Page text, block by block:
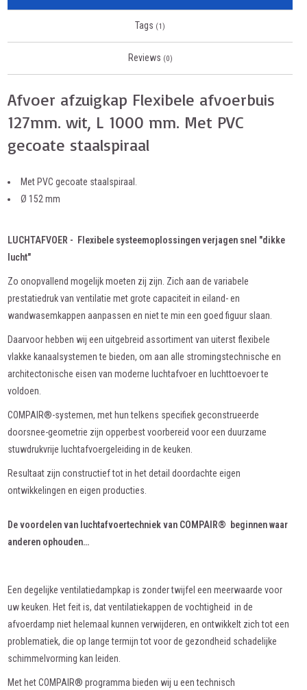
Tags (1)
Reviews (0)
Afvoer afzuigkap Flexibele afvoerbuis
127mm. wit, L 1000 mm. Met PVC
gecoate staalspiraal
Met PVC gecoate staalspiraal.
Ø 152 mm
LUCHTAFVOER - Flexibele systeemoplossingen verjagen snel "dikke
lucht"
Zo onopvallend mogelijk moeten zij zijn. Zich aan de variabele
prestatiedruk van ventilatie met grote capaciteit in eiland- en
wandwasemkappen aanpassen en niet te min een goed figuur slaan.
Daarvoor hebben wij een uitgebreid assortiment van uiterst flexibele
vlakke kanaalsystemen te bieden, om aan alle stromingstechnische en
architectonische eisen van moderne luchtafvoer en luchttoevoer te
voldoen.
COMPAIR®-systemen, met hun telkens specifiek geconstrueerde
doorsnee-geometrie zijn opperbest voorbereid voor een duurzame
stuwdrukvrije luchtafvoergeleiding in de keuken.
Resultaat zijn constructief tot in het detail doordachte eigen
ontwikkelingen en eigen producties.
De voordelen van luchtafvoertechniek van COMPAIR® beginnen waar
anderen ophouden…
Een degelijke ventilatiedampkap is zonder twijfel een meerwaarde voor
uw keuken. Het feit is, dat ventilatiekappen de vochtigheid in de
afvoerdamp niet helemaal kunnen verwijderen, en ontwikkelt zich tot een
problematiek, die op lange termijn tot voor de gezondheid schadelijke
schimmelvorming kan leiden.
Met het COMPAIR® programma bieden wij u een technisch